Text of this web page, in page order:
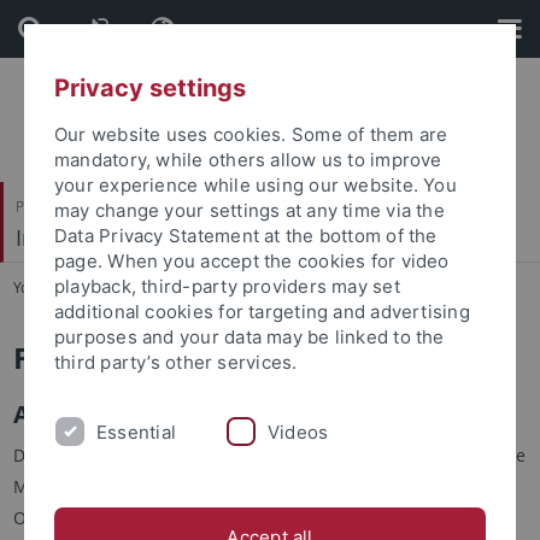
Skip
to
content
Skip
to
footer
Philosophische Fakultät
Institut für Medienwissenschaft
You are here: Startseite ... Forschung
Forschung
Alle Medien im Fokus
Die Forschung am Institut für Medienwissenschaft umfasst alle
Mediengattungen (Print, Hörfunk, Film und Fernsehen,
Onlinemedien) und das gesamte Spektrum medialer Formen:
Privacy settings
Our website uses cookies. Some of them are
mandatory, while others allow us to improve
your experience while using our website. You
may change your settings at any time via the
Data Privacy Statement at the bottom of the
page. When you accept the cookies for video
playback, third-party providers may set
additional cookies for targeting and advertising
purposes and your data may be linked to the
third party’s other services.
Essential Videos